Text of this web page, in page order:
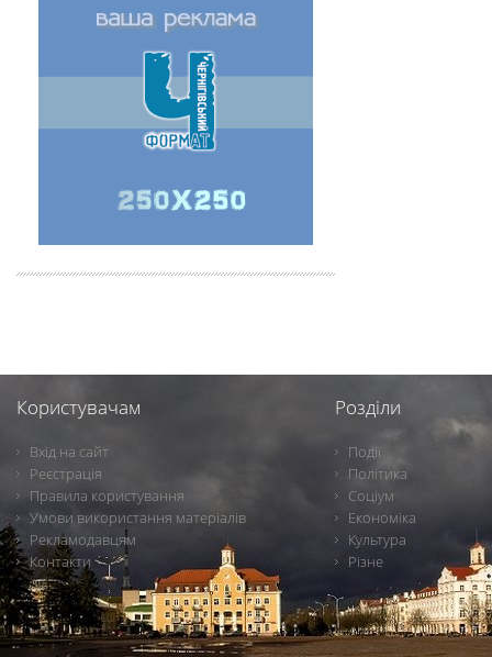
Користувачам
Вхід на сайт
Реєстрація
Правила користування
Умови використання матеріалів
Рекламодавцям
Контакти
Розділи
Події
Політика
Соціум
Економіка
Культура
Різне